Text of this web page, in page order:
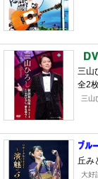
三山
全2
三山
丘み
大好